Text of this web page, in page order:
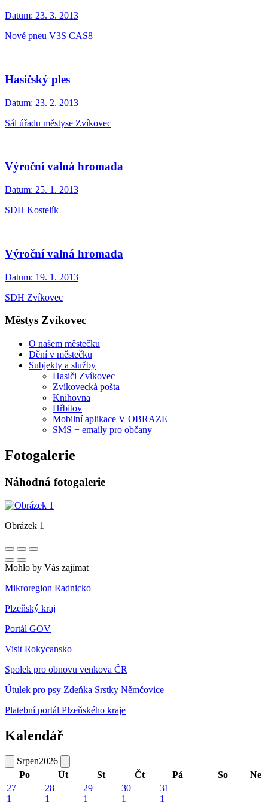
Datum: 23. 3. 2013
Nové pneu V3S CAS8
Hasičský ples
Datum: 23. 2. 2013
Sál úřadu městyse Zvíkovec
Výroční valná hromada
Datum: 25. 1. 2013
SDH Kostelík
Výroční valná hromada
Datum: 19. 1. 2013
SDH Zvíkovec
Městys Zvíkovec
O našem městečku
Dění v městečku
Subjekty a služby
Hasiči Zvíkovec
Zvíkovecká pošta
Knihovna
Hřbitov
Mobilní aplikace V OBRAZE
SMS + emaily pro občany
Fotogalerie
Náhodná fotogalerie
Obrázek 1
Mohlo by Vás zajímat
Mikroregion Radnicko
Plzeňský kraj
Portál GOV
Visit Rokycansko
Spolek pro obnovu venkova ČR
Útulek pro psy Zdeňka Srstky Němčovice
Platební portál Plzeňského kraje
Kalendář
Srpen2026
Po
Út St Čt Pá So
Ne
27
1
28
1
29
1
30
1
31
1